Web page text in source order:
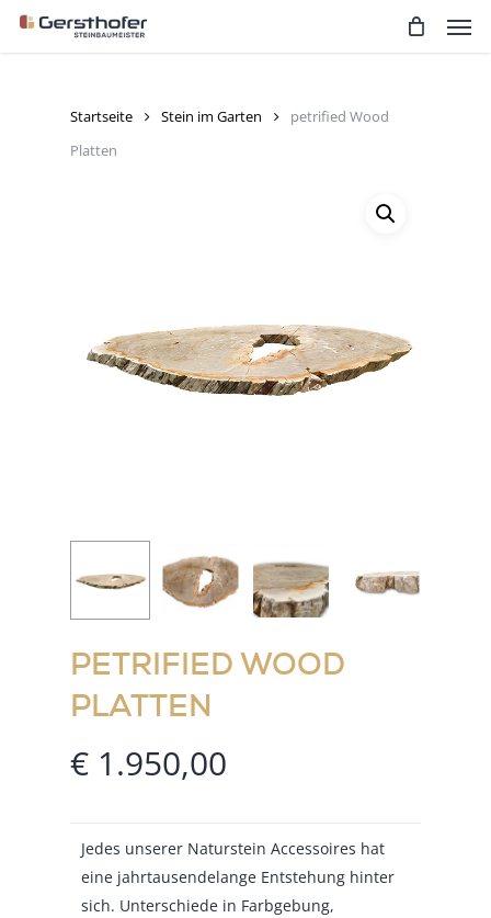
Skip
Startseite Stein im Garten
petrified Wood
Platten
PETRIFIED WOOD
PLATTEN
€ 1.950,00
Jedes unserer Naturstein Accessoires hat
eine jahrtausendelange Entstehung hinter
sich. Unterschiede in Farbgebung,